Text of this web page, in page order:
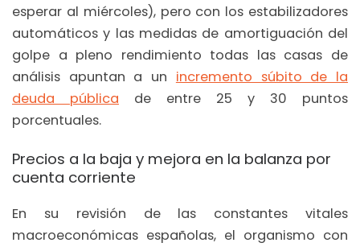
esperar al miércoles), pero con los estabilizadores
automáticos y las medidas de amortiguación del
golpe a pleno rendimiento todas las casas de
análisis apuntan a un incremento súbito de la
deuda pública de entre 25 y 30 puntos
porcentuales.
Precios a la baja y mejora en la balanza por
cuenta corriente
En su revisión de las constantes vitales
macroeconómicas españolas, el organismo con